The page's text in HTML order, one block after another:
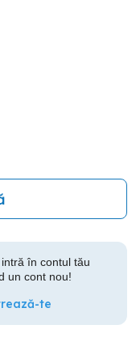
în contul tău
un cont nou!
te